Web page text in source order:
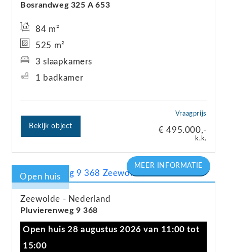
Bosrandweg 325 A 653
Vraagprijs
€ 495.000,-
k.k.
84 m²
525 m²
3 slaapkamers
1 badkamer
Bekijk object
Open huis
Pluvierenweg 9 368
Zeewolde Nederland
Open huis 28 augustus 2026 van 11:00 tot
15:00